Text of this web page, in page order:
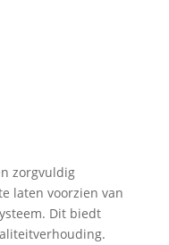
zorgvuldig
laten voorzien van
Dit biedt